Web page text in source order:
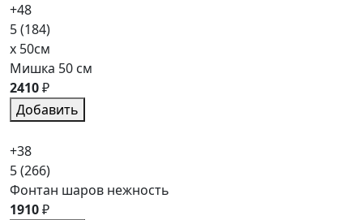
+48
5(184)
x 50см
Мишка 50 см
2410₽
Добавить
+38
5(266)
Фонтан шаров нежность
1910₽